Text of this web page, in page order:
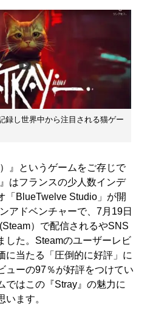
録し世界中から注目される猫ゲー
』というゲームをご存じで
はフランスの少人数インデ
「BlueTwelve Studio」が開
アドベンチャーで、7月19日
）で配信されるやSNS
した。Steamのユーザーレビ
に当たる「圧倒的に好評」に
ューの97％が好評をつけてい
ではこの『Stray』の魅力に
います。